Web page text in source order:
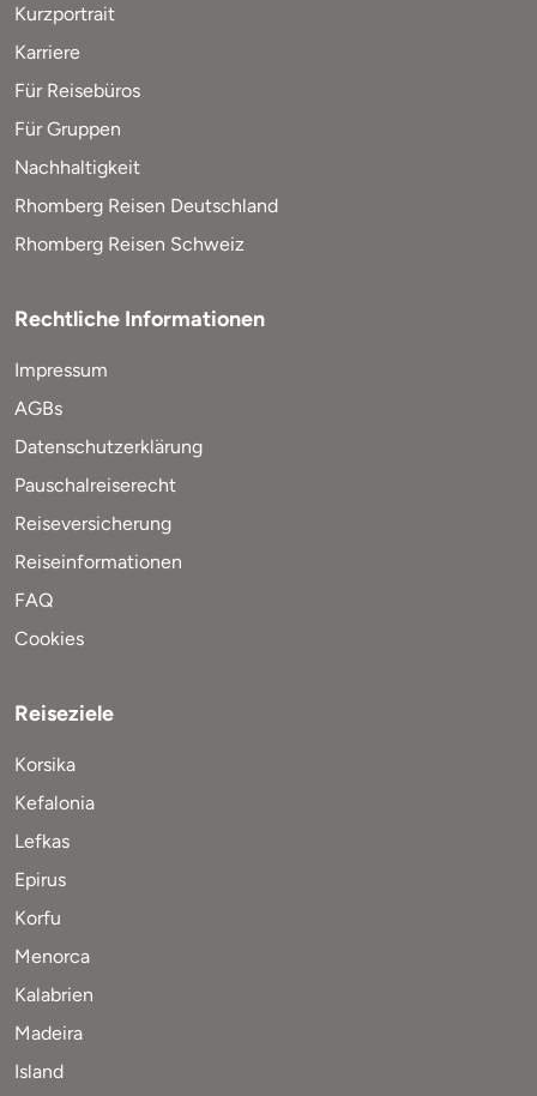
Kurzportrait
Karriere
Für Reisebüros
Für Gruppen
Nachhaltigkeit
Rhomberg Reisen Deutschland
Rhomberg Reisen Schweiz
Rechtliche Informationen
Impressum
AGBs
Datenschutzerklärung
Pauschalreiserecht
Reiseversicherung
Reiseinformationen
FAQ
Cookies
Reiseziele
Korsika
Kefalonia
Lefkas
Epirus
Korfu
Menorca
Kalabrien
Madeira
Island